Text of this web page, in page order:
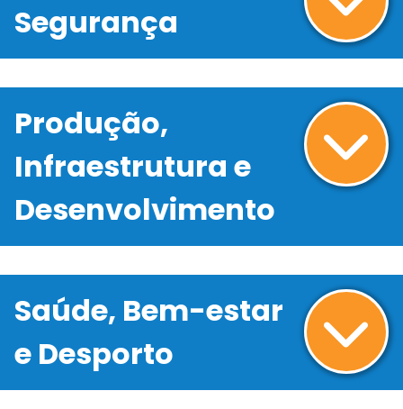
Segurança
Produção,
Infraestrutura e
Desenvolvimento
Saúde, Bem-estar
e Desporto